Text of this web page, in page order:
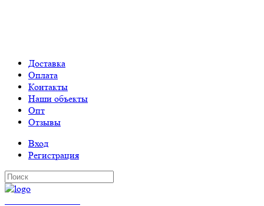
Доставка
Оплата
Контакты
Наши объекты
Опт
Отзывы
Вход
Регистрация